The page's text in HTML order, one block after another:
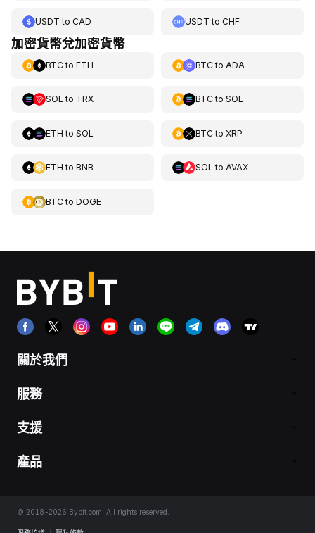
USDT to CAD USDT toCHF
加密貨幣兌加密貨幣
BTCto ETH BTCto ADA
SOL to TRX BTCto SOL
ETH to SOL BTCto XRP
ETH to BNB SOL to AVAX
BTCto DOGE
關於我們
服務
支援
產品
© 2018-2026 Bybit.com. All rights reserved.